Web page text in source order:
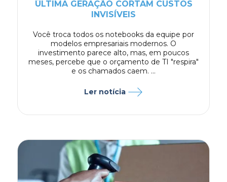
ÚLTIMA GERAÇÃO CORTAM CUSTOS
INVISÍVEIS
Você troca todos os notebooks da equipe por
modelos empresariais modernos. O
investimento parece alto, mas, em poucos
meses, percebe que o orçamento de TI "respira"
e os chamados caem. ...
Ler notícia